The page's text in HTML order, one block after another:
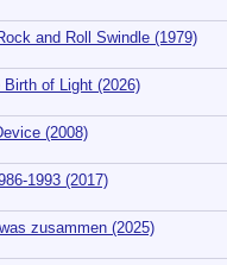
and Roll Swindle (1979)
of Light (2026)
(2008)
1993 (2017)
zusammen (2025)